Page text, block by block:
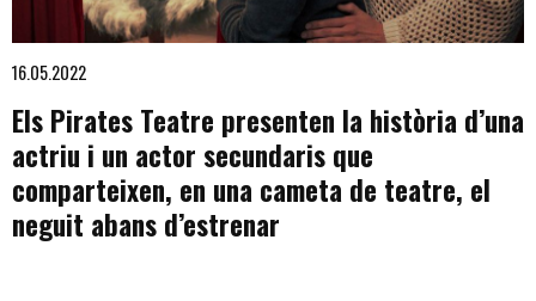
Diapositiva 1 de 1
16.05.2022
Els Pirates Teatre presenten la història d’una
actriu i un actor secundaris que
comparteixen, en una cameta de teatre, el
neguit abans d’estrenar